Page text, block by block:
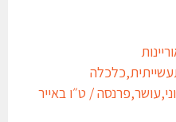
,כלכלה
,עושר,פרנסה/ט״ו באייר